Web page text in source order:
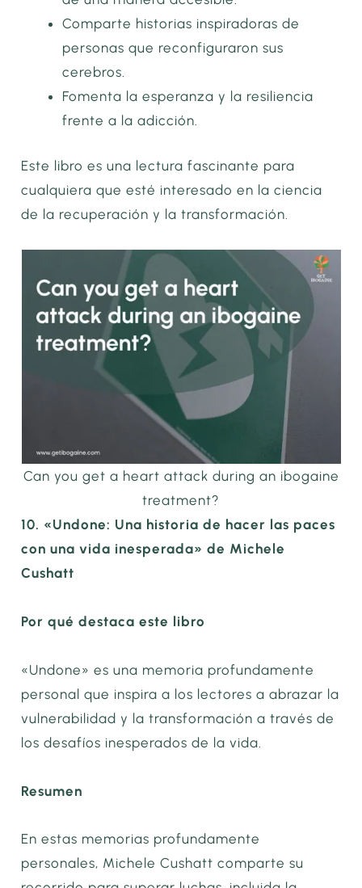
Comparte historias inspiradoras de
personas que reconfiguraron sus
cerebros.
Fomenta la esperanza y la resiliencia
frente a la adicción.
Este libro es una lectura fascinante para
cualquiera que esté interesado en la ciencia
de la recuperación y la transformación.
Can you get a heart attack during an ibogaine
treatment?
10. «Undone: Una historia de hacer las paces
con una vida inesperada» de Michele
Cushatt
Por qué destaca este libro
«Undone» es una memoria profundamente
personal que inspira a los lectores a abrazar la
vulnerabilidad y la transformación a través de
los desafíos inesperados de la vida.
Resumen
En estas memorias profundamente
personales, Michele Cushatt comparte su